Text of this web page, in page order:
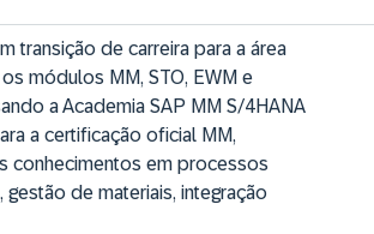
transição de carreira para a área
módulos MM, STO, EWM e
a Academia SAP MM S/4HANA
a certificação oficial MM,
conhecimentos em processos
gestão de materiais, integração